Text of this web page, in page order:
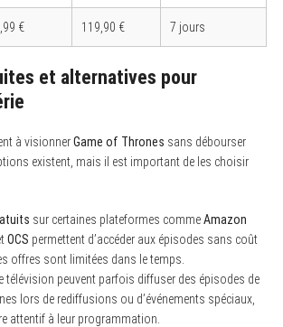
€ 119,90 € 7 jours
et alternatives pour
à visionnerGame of Thrones sans débourser
existent, mais il est important de les choisir
sur certaines plateformes commeAmazon
OCS permettent d’accéder aux épisodes sans coût
offres sont limitées dans le temps.
télévision peuvent parfois diffuser des épisodes de
lors de rediffusions ou d’événements spéciaux,
attentif à leur programmation.